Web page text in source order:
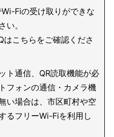
Fiの受け取りができな
い。
こちらをご確認くださ
ト通信、QR読取機能が必
フォンの通信・カメラ機
い場合は、市区町村や空
るフリーWi-Fiを利用し